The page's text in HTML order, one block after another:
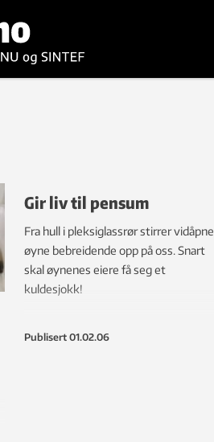
Gir liv til pensum
Fra hull i pleksiglassrør stirrer vidåpne
øyne bebreidende opp på oss. Snart
skal øynenes eiere få seg et
kuldesjokk!
Publisert 01.02.06